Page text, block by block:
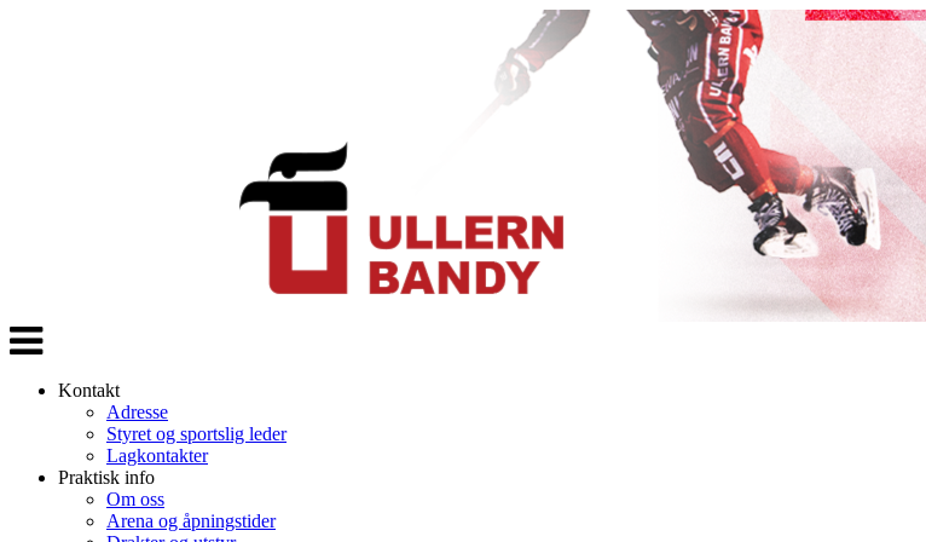
Veksle
navigasjon
Kontakt
Adresse
Styret og sportslig leder
Lagkontakter
Praktisk info
Om oss
Arena og åpningstider